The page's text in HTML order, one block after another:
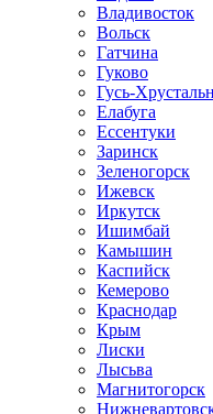
Владивосток
Вольск
Гатчина
Гуково
Гусь-
Елабуга
Ессентуки
Заринск
Зеленогорск
Ижевск
Иркутск
Ишимбай
Камышин
Каспийск
Кемерово
Краснодар
Крым
Лиски
Лысьва
Магнитогорск